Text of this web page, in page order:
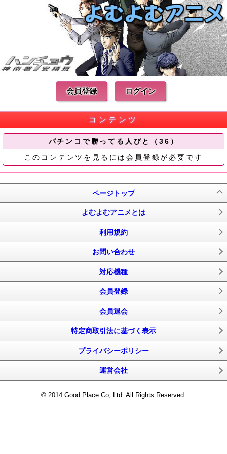
会員登録 ログイン
コンテンツ
パチンコで勝ってる人びと（36）
このコンテンツを見るには会員登録が必要です
ページトップ
よむよむアニメとは
利用規約
お問い合わせ
対応機種
会員登録
会員退会
特定商取引法に基づく表示
プライバシーポリシー
運営会社
© 2014 Good Place Co, Ltd. All Rights Reserved.